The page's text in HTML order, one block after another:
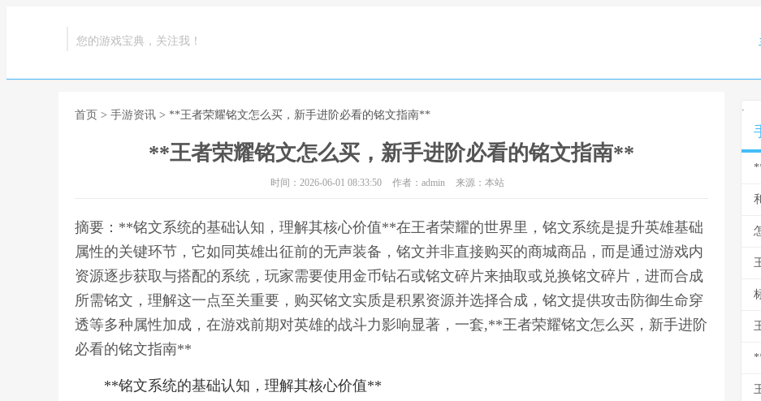
您的游戏宝典，关注我！
首页 > 手游资讯 > **王者荣耀铭文怎么买，新手进阶必看的铭文指南**
**王者荣耀铭文怎么买，新手进阶必看的铭文指南**
时间：2026-06-01 08:33:50 作者：admin 来源：本站
摘要：**铭文系统的基础认知，理解其核心价值**在王者荣耀的世界里，铭文系统是提升英雄基础
属性的关键环节，它如同英雄出征前的无声装备，铭文并非直接购买的商城商品，而是通过游戏内
资源逐步获取与搭配的系统，玩家需要使用金币钻石或铭文碎片来抽取或兑换铭文碎片，进而合成
所需铭文，理解这一点至关重要，购买铭文实质是积累资源并选择合成，铭文提供攻击防御生命穿
透等多种属性加成，在游戏前期对英雄的战斗力影响显著，一套,**王者荣耀铭文怎么买，新手进阶
必看的铭文指南**
**铭文系统的基础认知，理解其核心价值**
.